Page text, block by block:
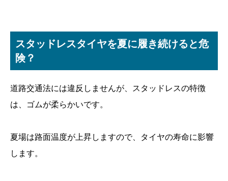
スタッドレスタイヤを夏に履き続けると危
険？
道路交通法には違反しませんが、スタッドレスの特徴
は、ゴムが柔らかいです。
夏場は路面温度が上昇しますので、タイヤの寿命に影響
します。